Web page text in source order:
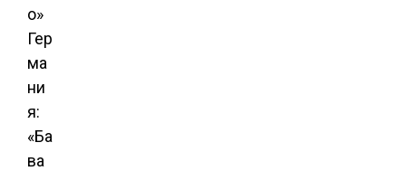
о»
Гер
ма
ни
я:
«Ба
ва